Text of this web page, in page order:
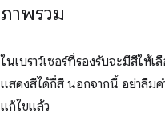
ภาพรวม
ในเบราว์เซอร์ที่รองรับจะมีสีให้
แสดงสีได้กี่สี นอกจากนี้ อย่าลืม
แก้ไขแล้ว